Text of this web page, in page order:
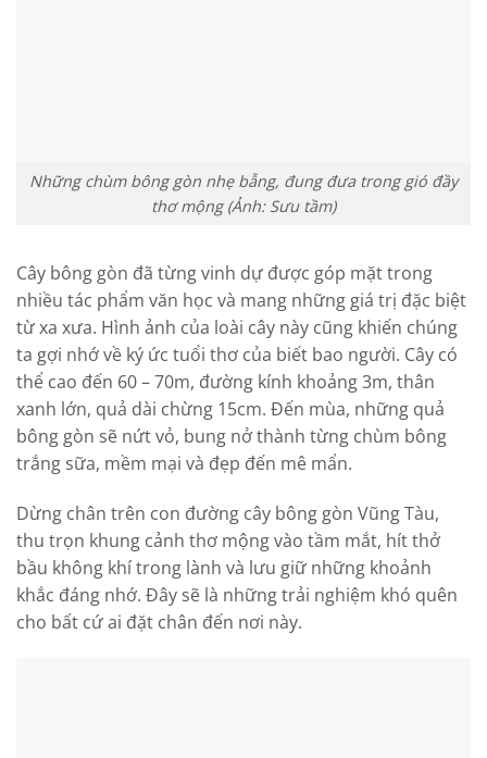
Những chùm bông gòn nhẹ bẫng, đung đưa trong gió đầy
thơ mộng (Ảnh: Sưu tầm)
Cây bông gòn đã từng vinh dự được góp mặt trong
nhiều tác phẩm văn học và mang những giá trị đặc biệt
từ xa xưa. Hình ảnh của loài cây này cũng khiến chúng
ta gợi nhớ về ký ức tuổi thơ của biết bao người. Cây có
thể cao đến 60 – 70m, đường kính khoảng 3m, thân
xanh lớn, quả dài chừng 15cm. Đến mùa, những quả
bông gòn sẽ nứt vỏ, bung nở thành từng chùm bông
trắng sữa, mềm mại và đẹp đến mê mẩn.
Dừng chân trên con đường cây bông gòn Vũng Tàu,
thu trọn khung cảnh thơ mộng vào tầm mắt, hít thở
bầu không khí trong lành và lưu giữ những khoảnh
khắc đáng nhớ. Đây sẽ là những trải nghiệm khó quên
cho bất cứ ai đặt chân đến nơi này.